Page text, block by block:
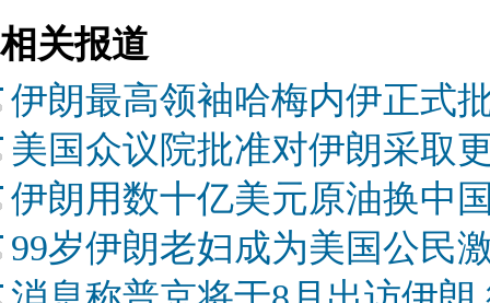
相关报道
伊朗最高领袖哈梅内伊正式
美国众议院批准对伊朗采取
伊朗用数十亿美元原油换中
99岁伊朗老妇成为美国公民